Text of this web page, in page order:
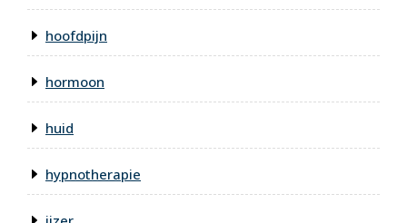
hoofdpijn
hormoon
huid
hypnotherapie